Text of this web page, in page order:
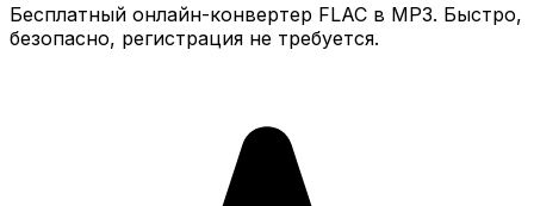
Бесплатный онлайн-конвертер FLAC в MP3. Быстро,
безопасно, регистрация не требуется.